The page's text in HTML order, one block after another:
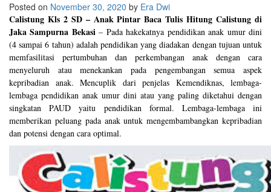
Posted on November 30, 2020 by Era Dwi
Calistung Kls 2 SD – Anak Pintar Baca Tulis Hitung Calistung di
Jaka Sampurna Bekasi– Pada hakekatnya pendidikan anak umur dini
(4 sampai 6 tahun) adalah pendidikan yang diadakan dengan tujuan untuk
memfasilitasi pertumbuhan dan perkembangan anak dengan cara
menyeluruh atau menekankan pada pengembangan semua aspek
kepribadian anak. Mencuplik dari penjelas Kemendiknas, lembaga-
lembaga pendidikan anak umur dini atau yang paling diketahui dengan
singkatan PAUD yaitu pendidikan formal. Lembaga-lembaga ini
memberikan peluang pada anak untuk mengembambangkan kepribadian
dan potensi dengan cara optimal.